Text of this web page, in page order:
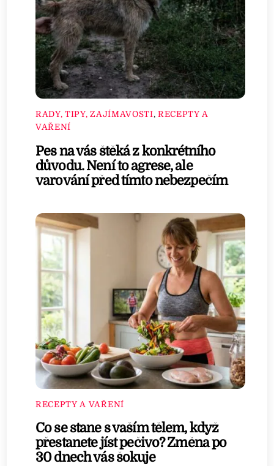
RADY, TIPY, ZAJÍMAVOSTI, RECEPTY A
VAŘENÍ
Pes na vás štěká z konkrétního
důvodu. Není to agrese, ale
varování před tímto nebezpečím
RECEPTY A VAŘENÍ
Co se stane s vaším tělem, když
přestanete jíst pečivo? Změna po
30 dnech vás šokuje